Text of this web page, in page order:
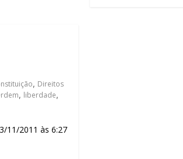
, Direitos
, liberdade,
11/2011 às 6:27